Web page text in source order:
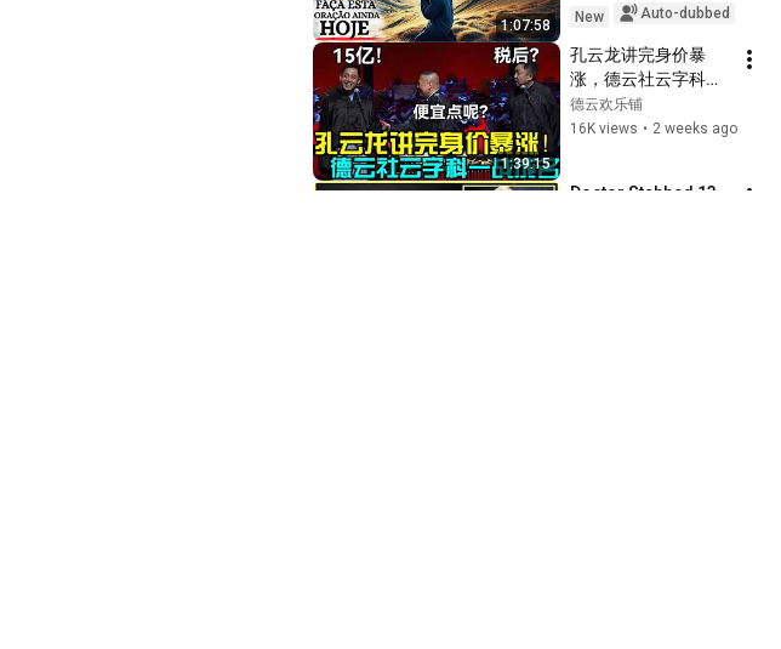
190
為什麼市面上很多手機用行
動電源，但是筆電用的行動
電源卻很少？什麼是PD快
充？怎麼知道行動電源有沒
有PD快充？丨T客播
T客邦影新聞
191
英文好的人就可以做口譯員
嗎？如何用口譯技能讓自己
的人生增值丨T客播
T客邦影新聞
用電子書閱讀器在各大圖書
1:07:58
New
Auto-dubbed
1:39:15
孔云龙讲完身价暴
涨，德云社云字科一
战成名，三哥：15
亿！郭德纲：便宜点
德云欢乐铺
16K views • 2 weeks ago
Doctor Stabbed 13